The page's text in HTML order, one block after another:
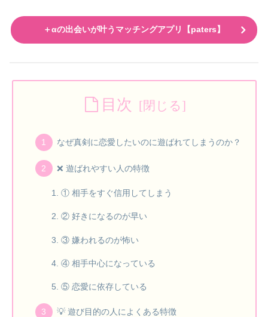
＋αの出会いが叶うマッチングアプリ【paters】
目次
なぜ真剣に恋愛したいのに遊ばれてしまうのか？
❌ 遊ばれやすい人の特徴
① 相手をすぐ信用してしまう
② 好きになるのが早い
③ 嫌われるのが怖い
④ 相手中心になっている
⑤ 恋愛に依存している
💡 遊び目的の人によくある特徴